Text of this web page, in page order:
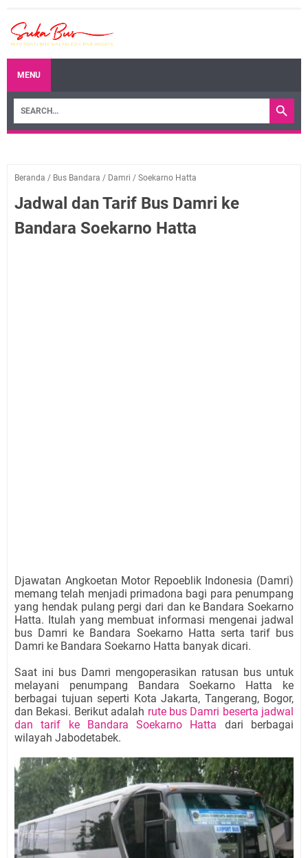
MENU
Beranda / Bus Bandara / Damri / Soekarno Hatta
Jadwal dan Tarif Bus Damri ke
Bandara Soekarno Hatta
Djawatan Angkoetan Motor Repoeblik Indonesia (Damri)
memang telah menjadi primadona bagi para penumpang
yang hendak pulang pergi dari dan ke Bandara Soekarno
Hatta. Itulah yang membuat informasi mengenai jadwal
bus Damri ke Bandara Soekarno Hatta serta tarif bus
Damri ke Bandara Soekarno Hatta banyak dicari.
Saat ini bus Damri mengoperasikan ratusan bus untuk
melayani penumpang Bandara Soekarno Hatta ke
berbagai tujuan seperti Kota Jakarta, Tangerang, Bogor,
dan Bekasi. Berikut adalah rute bus Damri beserta jadwal
dan tarif ke Bandara Soekarno Hatta dari berbagai
wilayah Jabodetabek.